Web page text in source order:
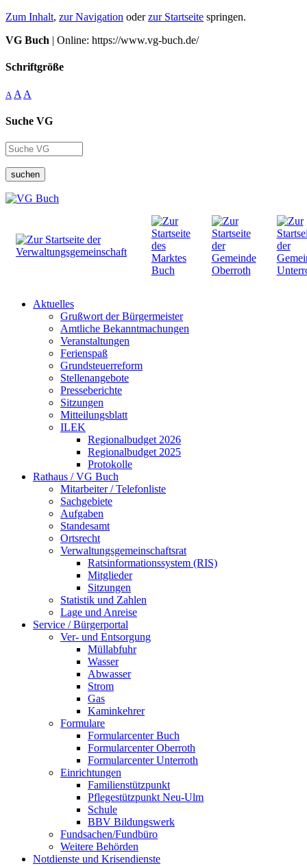
Zum Inhalt, zur Navigation oderzur Startseite springen.
VG Buch | Online: https://www.vg-buch.de/
Schriftgröße
A A A
Suche VG
suchen
Aktuelles
Grußwort der Bürgermeister
Amtliche Bekanntmachungen
Veranstaltungen
Ferienspaß
Grundsteuerreform
Stellenangebote
Presseberichte
Sitzungen
Mitteilungsblatt
ILEK
Regionalbudget 2026
Regionalbudget 2025
Protokolle
Rathaus / VG Buch
Mitarbeiter / Telefonliste
Sachgebiete
Aufgaben
Standesamt
Ortsrecht
Verwaltungsgemeinschaftsrat
Ratsinformationssystem (RIS)
Mitglieder
Sitzungen
Statistik und Zahlen
Lage und Anreise
Service / Bürgerportal
Ver- und Entsorgung
Müllabfuhr
Wasser
Abwasser
Strom
Gas
Kaminkehrer
Formulare
Formularcenter Buch
Formularcenter Oberroth
Formularcenter Unterroth
Einrichtungen
Familienstützpunkt
Pflegestützpunkt Neu-Ulm
Schule
BBV Bildungswerk
Fundsachen/Fundbüro
Weitere Behörden
Notdienste und Krisendienste